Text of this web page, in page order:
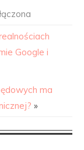
Google i
ma
»